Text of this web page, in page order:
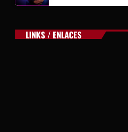
LINKS / ENLACES